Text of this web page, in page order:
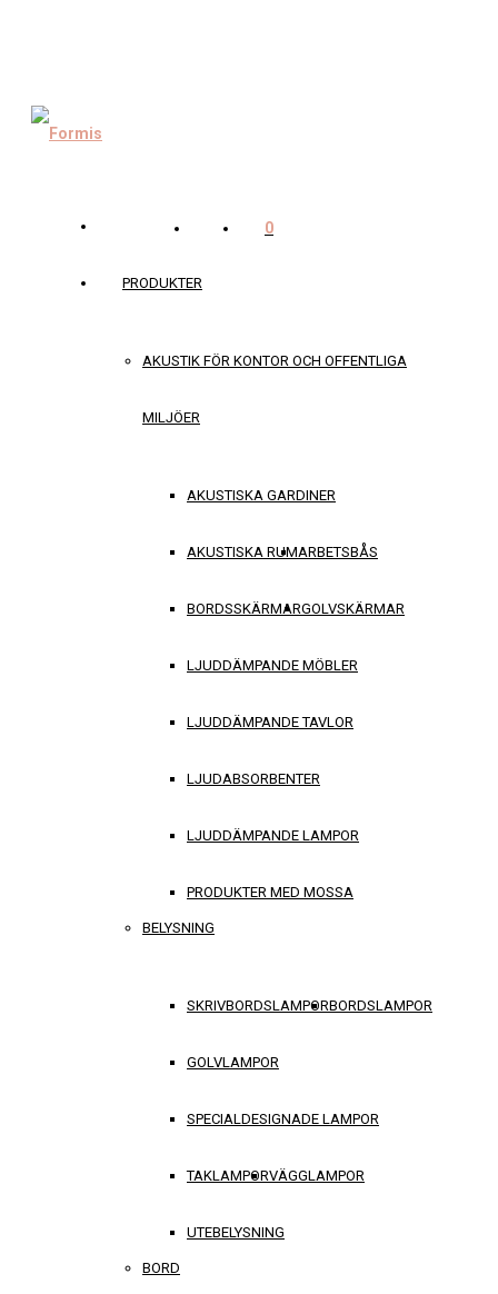
PRODUKTER
AKUSTIK FÖR KONTOR OCH OFFENTLIGA
MILJÖER
AKUSTISKA GARDINER
AKUSTISKA RUMARBETSBÅS
BORDSSKÄRMARGOLVSKÄRMAR
LJUDDÄMPANDE MÖBLER
LJUDDÄMPANDE TAVLOR
LJUDABSORBENTER
LJUDDÄMPANDE LAMPOR
PRODUKTER MED MOSSA
BELYSNING
SKRIVBORDSLAMPORBORDSLAMPOR
GOLVLAMPOR
SPECIALDESIGNADE LAMPOR
TAKLAMPORVÄGGLAMPOR
UTEBELYSNING
BORD
0